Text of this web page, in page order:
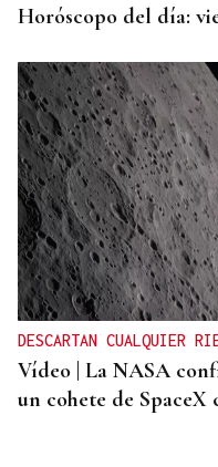
Horóscopo del día:
DESCARTAN CUALQUIER
Vídeo | La NASA
un cohete de